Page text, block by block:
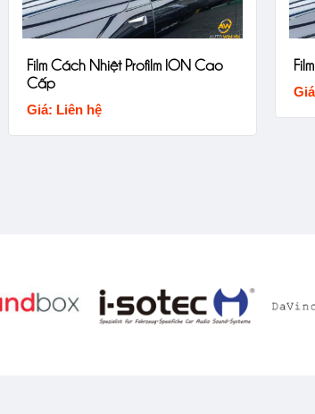
Film Cách Nhiệt Profilm ION Cao
Cấp
Giá: Liên hệ